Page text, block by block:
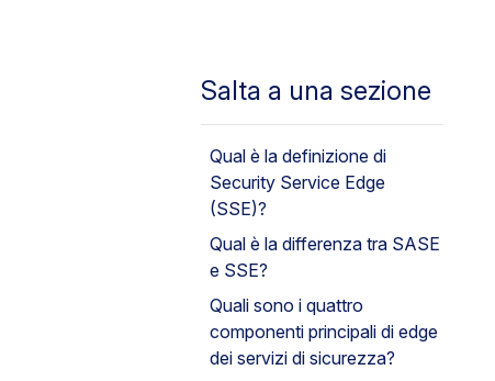
Salta a una sezione
Qual è la definizione di
Security Service Edge
(SSE)?
Qual è la differenza tra SASE
e SSE?
Quali sono i quattro
componenti principali di edge
dei servizi di sicurezza?